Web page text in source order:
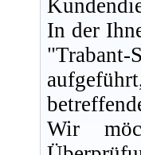
In der
Wir